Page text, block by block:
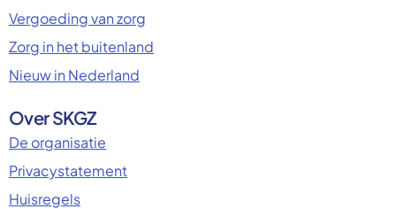
Vergoeding van zorg
Zorg in het buitenland
Nieuw in Nederland
Over SKGZ
De organisatie
Privacystatement
Huisregels